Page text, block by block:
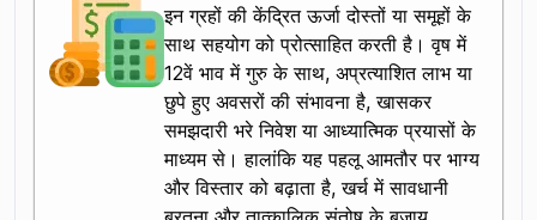
इन ग्रहों की केंद्रित ऊर्जा दोस्तों या समूहों के
साथ सहयोग को प्रोत्साहित करती है। वृष में
12वें भाव में गुरु के साथ, अप्रत्याशित लाभ या
छुपे हुए अवसरों की संभावना है, खासकर
समझदारी भरे निवेश या आध्यात्मिक प्रयासों के
माध्यम से। हालांकि यह पहलू आमतौर पर भाग्य
और विस्तार को बढ़ाता है, खर्च में सावधानी